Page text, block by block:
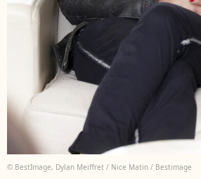
© BestImage, Dylan Meiffret / Nice Matin / Bestimage